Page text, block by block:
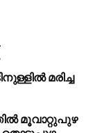
മരിച്ച
മൂവാറ്റുപുഴ